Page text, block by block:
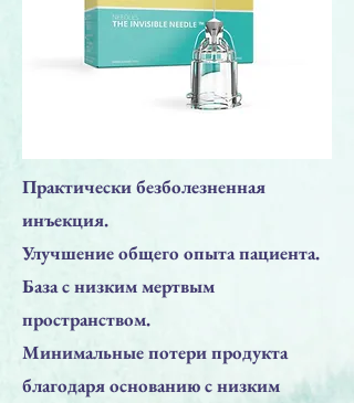
Практически безболезненная
инъекция.
Улучшение общего опыта пациента.
База с низким мертвым
пространством.
Минимальные потери продукта
благодаря основанию с низким